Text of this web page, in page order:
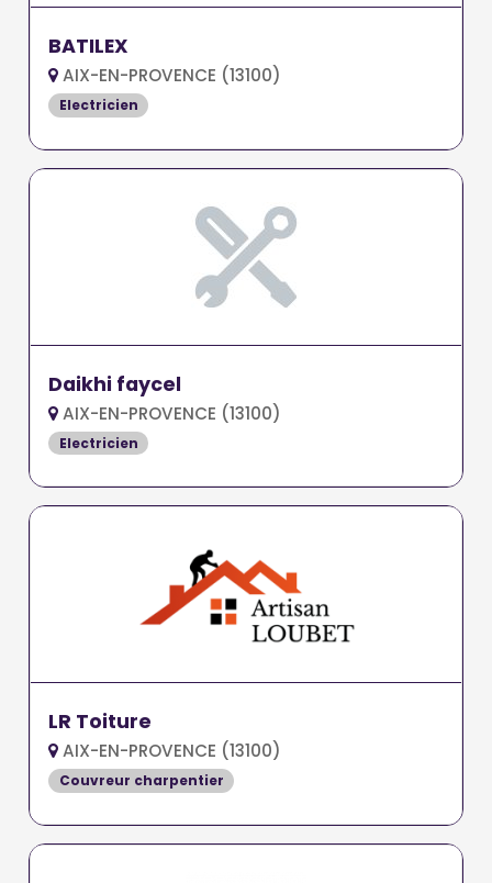
BATILEX
AIX-EN-PROVENCE (13100)
Electricien
Daikhi faycel
AIX-EN-PROVENCE (13100)
Electricien
LR Toiture
AIX-EN-PROVENCE (13100)
Couvreur charpentier